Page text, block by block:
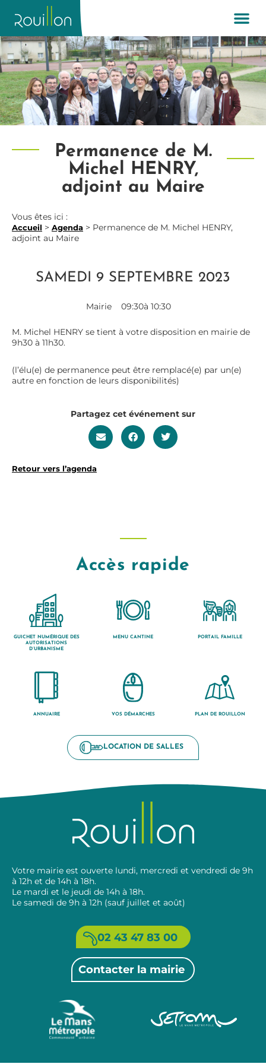
Permanence de M.
Michel HENRY,
adjoint au Maire
Vous êtes ici :
Accueil > Agenda > Permanence de M. Michel HENRY,
adjoint au Maire
SAMEDI 9 SEPTEMBRE 2023
Mairie 09:30à 10:30
M. Michel HENRY se tient à votre disposition en mairie de
9h30 à 11h30.
(l’élu(e) de permanence peut être remplacé(e) par un(e)
autre en fonction de leurs disponibilités)
Partagez cet événement sur
Retour vers l’agenda
Accès rapide
GUICHET NUMÉRIQUE DES
AUTORISATIONS
D’URBANISME
MENU CANTINE PORTAIL FAMILLE
ANNUAIRE VOS DÉMARCHES PLAN DE ROUILLON
LOCATION DE SALLES
Votre mairie est ouverte lundi, mercredi et vendredi de 9h
à 12h et de 14h à 18h.
Le mardi et le jeudi de 14h à 18h.
Le samedi de 9h à 12h (sauf juillet et août)
02 43 47 83 00
Contacter la mairie